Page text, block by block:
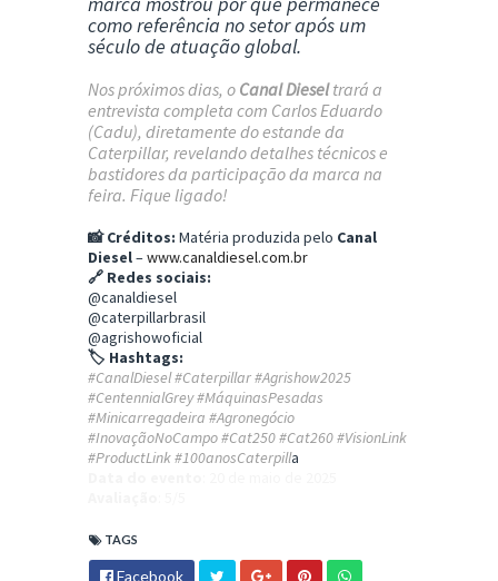
como referência no setor após um
século de atuação global.
Nos próximos dias, o Canal Dieseltrará a
entrevista completa com Carlos Eduardo
(Cadu), diretamente do estande da
Caterpillar, revelando detalhes técnicos e
bastidores da participação da marca na
feira. Fique ligado!
📸 Créditos: Matéria produzida pelo Canal
Diesel–www.canaldiesel.com.br
🔗 Redes sociais:
@canaldiesel
@caterpillarbrasil
@agrishowoficial
🏷️ Hashtags:
#CanalDiesel #Caterpillar #Agrishow2025
#CentennialGrey #MáquinasPesadas
#Minicarregadeira #Agronegócio
#InovaçãoNoCampo #Cat250 #Cat260 #VisionLink
#ProductLink #100anosCaterpilla
TAGS
Facebook